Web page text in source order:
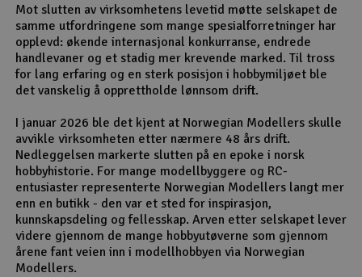
Mot slutten av virksomhetens levetid møtte selskapet de
samme utfordringene som mange spesialforretninger har
opplevd: økende internasjonal konkurranse, endrede
handlevaner og et stadig mer krevende marked. Til tross
for lang erfaring og en sterk posisjon i hobbymiljøet ble
det vanskelig å opprettholde lønnsom drift.
I januar 2026 ble det kjent at Norwegian Modellers skulle
avvikle virksomheten etter nærmere 48 års drift.
Nedleggelsen markerte slutten på en epoke i norsk
hobbyhistorie. For mange modellbyggere og RC-
entusiaster representerte Norwegian Modellers langt mer
enn en butikk - den var et sted for inspirasjon,
kunnskapsdeling og fellesskap. Arven etter selskapet lever
videre gjennom de mange hobbyutøverne som gjennom
årene fant veien inn i modellhobbyen via Norwegian
Modellers.